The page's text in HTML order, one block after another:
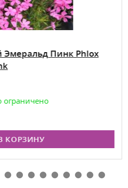
Пинк Phlox
ограничено
КОРЗИНУ